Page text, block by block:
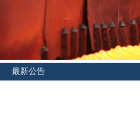
最新公告
回“长江声音”！